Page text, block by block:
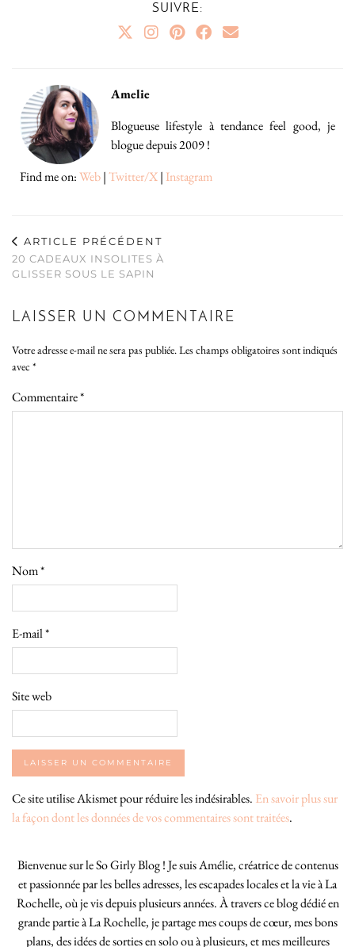
SUIVRE:
Amelie
Blogueuse lifestyle à tendance feel good, je
blogue depuis 2009 !
Find me on:Web|Twitter/X| Instagram
ARTICLE PRÉCÉDENT
20 CADEAUX INSOLITES À
GLISSER SOUS LE SAPIN
LAISSER UN COMMENTAIRE
Votre adresse e-mail ne sera pas publiée.Les champs obligatoires sont indiqués
avec *
Commentaire*
Nom*
E-mail*
Site web
Ce site utilise Akismet pour réduire les indésirables. En savoir plus sur
la façon dont les données de vos commentaires sont traitées.
Bienvenue sur le So Girly Blog ! Je suis Amélie, créatrice de contenus
et passionnée par les belles adresses, les escapades locales et la vie à La
Rochelle, où je vis depuis plusieurs années. À travers ce blog dédié en
grande partie à La Rochelle, je partage mes coups de cœur, mes bons
plans, des idées de sorties en solo ou à plusieurs, et mes meilleures